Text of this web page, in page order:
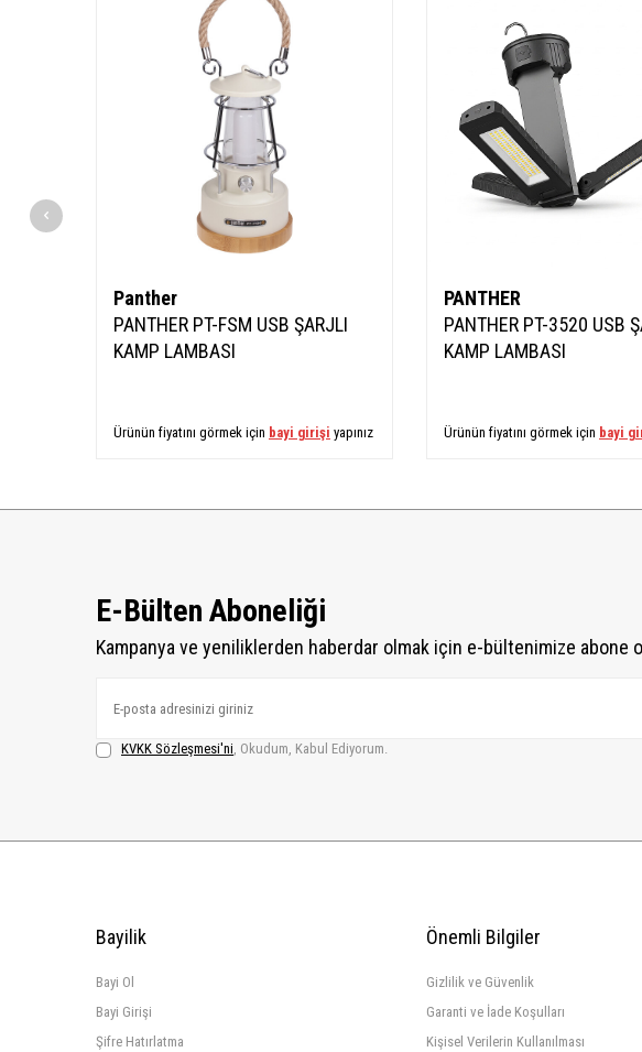
Panther
PANTHER PT-FSM USB ŞARJLI
KAMP LAMBASI
Ürünün fiyatını görmek için bayi girişi yapınız
PANTHER
PANTHER PT-3520 USB
KAMP LAMBASI
Ürünün fiyatını görmek için bayi
E-Bülten Aboneliği
Kampanya ve yeniliklerden haberdar olmak için e-bültenimize abone
KVKK Sözleşmesi'ni, Okudum, Kabul Ediyorum.
Bayilik
Bayi Ol
Bayi Girişi
Şifre Hatırlatma
Önemli Bilgiler
Gizlilik ve Güvenlik
Garanti ve İade Koşulları
Kişisel Verilerin Kullanılması